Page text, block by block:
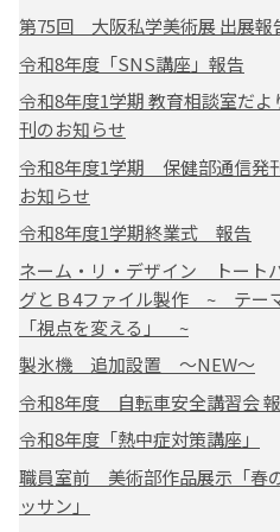
第75回 大阪私学美術展 出展報
令和8年度「SNS講座」報告
令和8年度1学期 教育相談室だよ
刊のお知らせ
令和8年度1学期 保健部通信発
お知らせ
令和8年度1学期終業式 報告
ネーム・リ・デザイン トート
グとＢ4ファイル製作 ~ テー
「視点を変える」 ~
製氷機 追加設置 ～NEW～
令和8年度 自転車安全講習会
令和8年度「熱中症対策講座」
職員室前 美術部作品展示「春
ッサン」